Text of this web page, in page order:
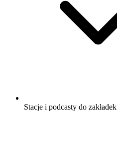
Stacje i podcasty do zakładek